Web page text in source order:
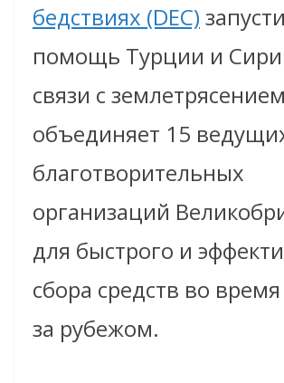
бедствиях (DEC)
помощь Турции и
связи с
объединяет 15
благотворительных
организаций
для быстрого и
сбора средств во
за рубежом.